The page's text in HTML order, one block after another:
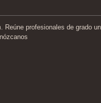
profesionales de grado